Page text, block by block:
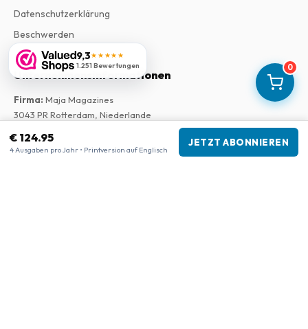
0
€ 124.95
4 Ausgaben pro Jahr • Printversion auf Englisch
JETZT ABONNIEREN
9,3★★★★★
1.251 Bewertungen
Datenschutzerklärung
Beschwerden
Unternehmensinformationen
Firma: Maja Magazines
3043 PR Rotterdam, Niederlande
Handelskammer